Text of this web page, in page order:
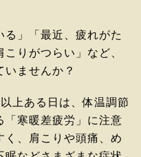
る」「最近、疲れがた
りがつらい」など、
ませんか？
上ある日は、体温調節
「寒暖差疲労」に注意
く、肩こりや頭痛、め